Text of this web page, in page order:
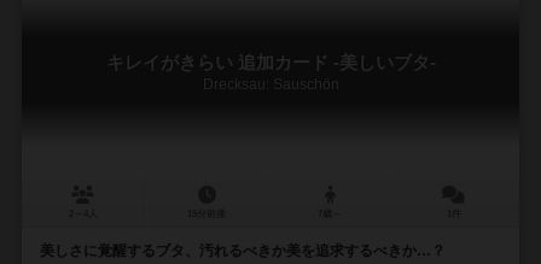
キレイがきらい 追加カード -美しいブタ-
Drecksau: Sauschön
美しさに覚醒するブタ、汚れるべきか美を追求するべきか…？